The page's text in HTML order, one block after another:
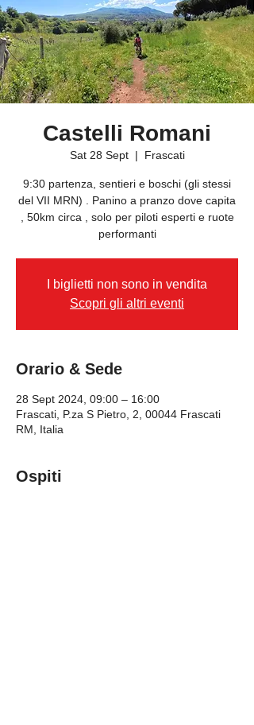
Castelli Romani
Sat 28 Sept
  |
Frascati
9:30 partenza, sentieri e boschi (gli stessi
del VII MRN) . Panino a pranzo dove capita
, 50km circa , solo per piloti esperti e ruote
performanti
I biglietti non sono in vendita
Scopri gli altri eventi
Orario & Sede
28 Sept 2024, 09:00 – 16:00
Frascati, P.za S Pietro, 2, 00044 Frascati
RM, Italia
Ospiti